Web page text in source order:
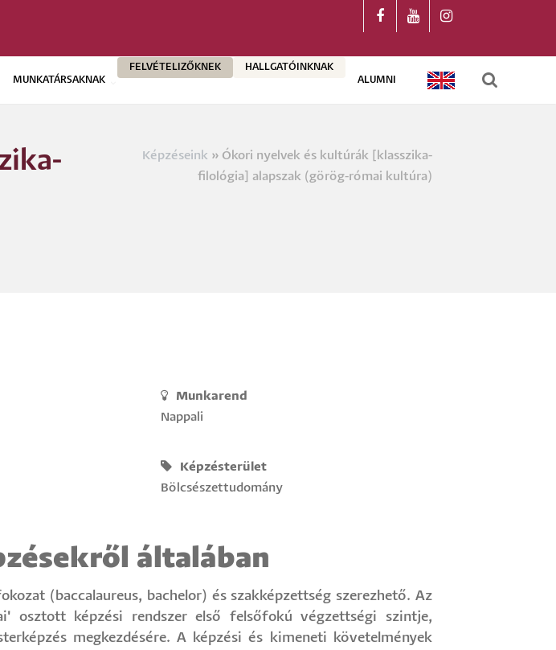
MUNKATÁRSAKNAK
FELVÉTELIZŐKNEK
HALLGATÓINKNAK
ALUMNI
ENGLISH
Morzsa
Képzéseink
Ókori nyelvek és kultúrák [klasszika-
filológia] alapszak (görög-római kultúra)
Munkarend
Nappali
Képzésterület
Bölcsészettudomány
általában
(baccalaureus, bachelor) és szakképzettség szerezhető. Az
osztott képzési rendszer első felsőfokú végzettségi szintje,
megkezdésére. A képzési és kimeneti követelmények